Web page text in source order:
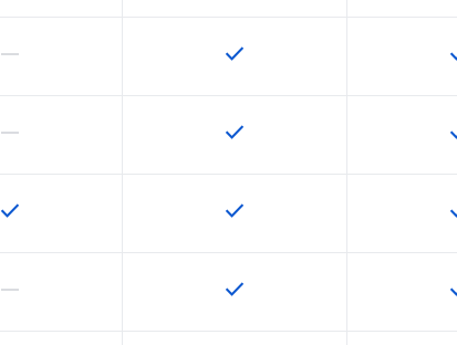
이 기능은 이 SKU에서 지원되지 않습니다.
horizontal_rule 이 기능은 SKU에서 사용할 수
check
이 기능은 이 SKU에서 지원되지 않습니다.
horizontal_rule 이 기능은 SKU에서 사용할 수
check
이 기능은 SKU에서 사용할 수 있습니다.
check 이 기능은 SKU에서 사용할 수
check
이 기능은 이 SKU에서 지원되지 않습니다.
horizontal_rule 이 기능은 SKU에서 사용할 수
check